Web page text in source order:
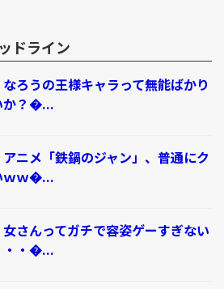
ドライン
なろうの王様キャラって無能ばかり
か？�...
アニメ「鉄鍋のジャン」、普通にク
ｗｗ�...
女さんってガチで容姿ゲーすぎない
・・�...